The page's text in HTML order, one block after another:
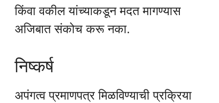
किंवा वकील यांच्याकडून मदत मागण्यास
अजिबात संकोच करू नका.
निष्कर्ष
अपंगत्व प्रमाणपत्र मिळविण्याची प्रक्रिया